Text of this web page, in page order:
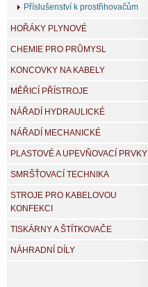
Příslušenství k prostřihovačům
HOŘÁKY PLYNOVÉ
CHEMIE PRO PRŮMYSL
KONCOVKY NA KABELY
MĚŘICÍ PŘÍSTROJE
NÁŘADÍ HYDRAULICKÉ
NÁŘADÍ MECHANICKÉ
PLASTOVÉ A UPEVŇOVACÍ PRVKY
SMRŠŤOVACÍ TECHNIKA
STROJE PRO KABELOVOU
KONFEKCI
TISKÁRNY A ŠTÍTKOVAČE
NÁHRADNÍ DÍLY